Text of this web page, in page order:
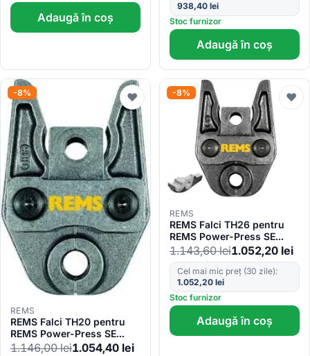
Adaugă în coș
938,40 lei
Stoc furnizor
Adaugă în coș
-8% ♥
REMS
REMS Falci TH20 pentru
REMS Power-Press SE
Basic-Pack 570470
1.146,00lei1.054,40 lei
-8% ♥
REMS
REMS Falci TH26 pentru
REMS Power-Press SE
Basic-Pack 570475
1.143,60lei1.052,20 lei
Cel mai mic preț (30 zile):
1.052,20 lei
Stoc furnizor
Adaugă în coș